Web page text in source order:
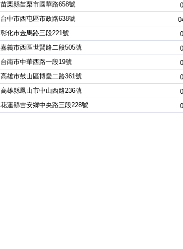
苗栗縣苗栗市國華路658號
台中市西屯區市政路638號
彰化市金馬路三段221號
嘉義市西區世賢路二段505號
台南市中華西路一段19號
高雄市鼓山區博愛二路361號
高雄縣鳳山市中山西路236號
花蓮縣吉安鄉中央路三段228號